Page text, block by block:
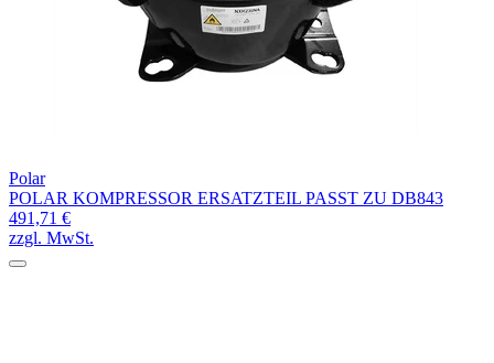
Polar
POLAR KOMPRESSOR ERSATZTEIL PASST ZU DB843
491,71 €
zzgl. MwSt.